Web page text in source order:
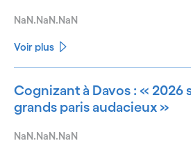
NaN.NaN.NaN
Voir plus
Cognizant à Davos : « 2026
grands paris audacieux »
NaN.NaN.NaN